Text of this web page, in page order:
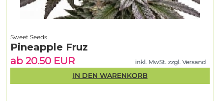
Sweet Seeds
Pineapple Fruz
ab 20.50 EUR
inkl. MwSt. zzgl. Versand
IN DEN WARENKORB